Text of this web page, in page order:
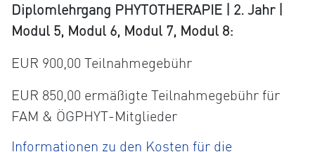
Diplomlehrgang PHYTOTHERAPIE | 2. Jahr |
Modul 5, Modul 6, Modul 7, Modul 8:
EUR 900,00 Teilnahmegebühr
EUR 850,00 ermäßigte Teilnahmegebühr für
FAM & ÖGPHYT-Mitglieder
Informationen zu den Kosten für die